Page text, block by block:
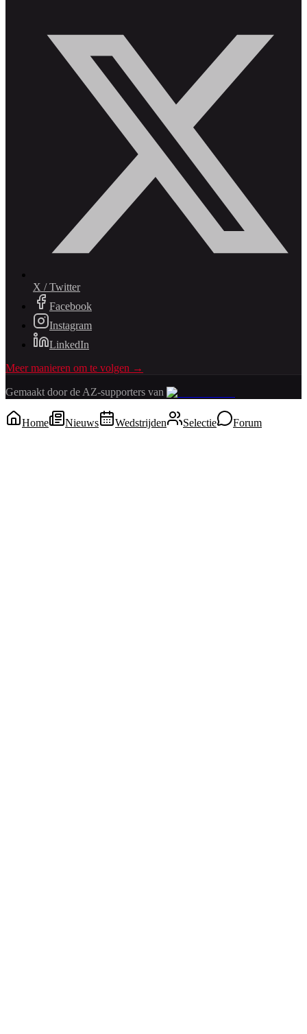
X / Twitter
Facebook
Instagram
LinkedIn
Meer manieren om te volgen →
Gemaakt door de AZ-supporters van
Home Nieuws Wedstrijden Selectie Forum